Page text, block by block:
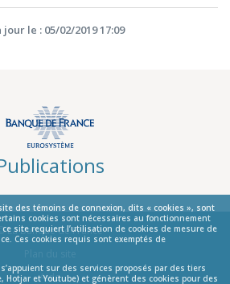
des témoins de connexion, dits « cookies », sont
cookies sont nécessaires au fonctionnement
site requiert l’utilisation de cookies de mesure de
Ces cookies requis sont exemptés de
sur des services proposés par des tiers
Hotjar et Youtube) et génèrent des cookies pour des
jour le : 05/02/2019 17:09
La Banque de France
Aide